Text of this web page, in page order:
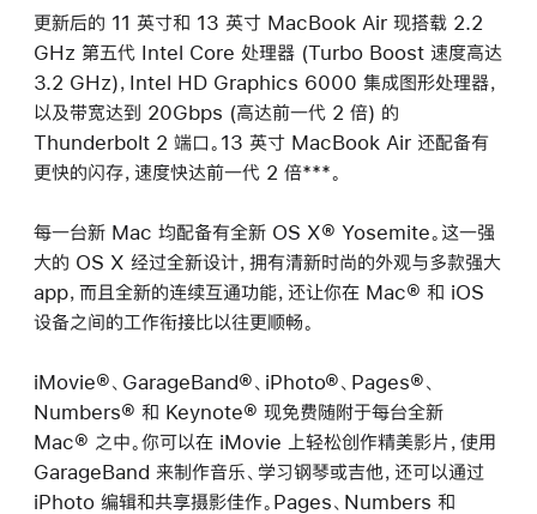
更新后的 11 英寸和 13 英寸 MacBook Air 现搭载 2.2
GHz 第五代 Intel Core 处理器 (Turbo Boost 速度高达
3.2 GHz)，Intel HD Graphics 6000 集成图形处理器，
以及带宽达到 20Gbps (高达前一代 2 倍) 的
Thunderbolt 2 端口。13 英寸 MacBook Air 还配备有
更快的闪存，速度快达前一代 2 倍***。
每一台新 Mac 均配备有全新 OS X® Yosemite。这一强
大的 OS X 经过全新设计，拥有清新时尚的外观与多款强大
app，而且全新的连续互通功能，还让你在 Mac® 和 iOS
设备之间的工作衔接比以往更顺畅。
iMovie®、GarageBand®、iPhoto®、Pages®、
Numbers® 和 Keynote® 现免费随附于每台全新
Mac® 之中。你可以在 iMovie 上轻松创作精美影片，使用
GarageBand 来制作音乐、学习钢琴或吉他，还可以通过
iPhoto 编辑和共享摄影佳作。Pages、Numbers 和